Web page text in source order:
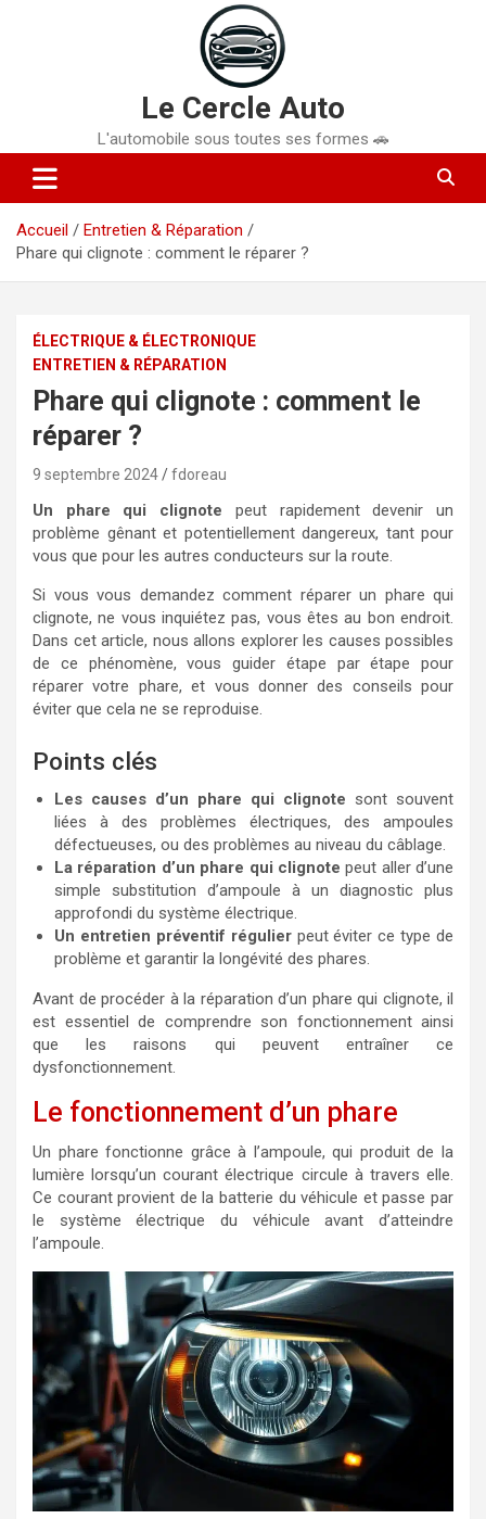
Le Cercle Auto
L'automobile sous toutes ses formes 🚗
Accueil
Entretien & Réparation
Phare qui clignote : comment le réparer ?
ÉLECTRIQUE & ÉLECTRONIQUE
ENTRETIEN & RÉPARATION
Phare qui clignote : comment le
réparer ?
9 septembre 2024 fdoreau
Un phare qui clignote peut rapidement devenir un
problème gênant et potentiellement dangereux, tant pour
vous que pour les autres conducteurs sur la route.
Si vous vous demandez comment réparer un phare qui
clignote, ne vous inquiétez pas, vous êtes au bon endroit.
Dans cet article, nous allons explorer les causes possibles
de ce phénomène, vous guider étape par étape pour
réparer votre phare, et vous donner des conseils pour
éviter que cela ne se reproduise.
Points clés
Les causes d’un phare qui clignote sont souvent
liées à des problèmes électriques, des ampoules
défectueuses, ou des problèmes au niveau du câblage.
La réparation d’un phare qui clignote peut aller d’une
simple substitution d’ampoule à un diagnostic plus
approfondi du système électrique.
Un entretien préventif régulierpeut éviter ce type de
problème et garantir la longévité des phares.
Avant de procéder à la réparation d’un phare qui clignote, il
est essentiel de comprendre son fonctionnement ainsi
que les raisons qui peuvent entraîner ce
dysfonctionnement.
Le fonctionnement d’un phare
Un phare fonctionne grâce à l’ampoule, qui produit de la
lumière lorsqu’un courant électrique circule à travers elle.
Ce courant provient de la batterie du véhicule et passe par
le système électrique du véhicule avant d’atteindre
l’ampoule.